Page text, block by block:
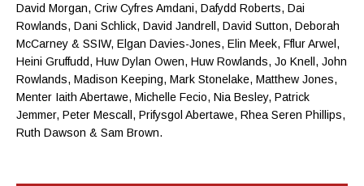
David Morgan, Criw Cyfres Amdani, Dafydd Roberts, Dai
Rowlands, Dani Schlick, David Jandrell , David Sutton, Deborah
McCarney & SSIW, Elgan Davies-Jones, Elin Meek, Fflur Arwel,
Heini Gruffudd, Huw Dylan Owen, Huw Rowlands, Jo Knell , John
Rowlands, Madison Keeping, Mark Stonelake, Matthew Jones,
Menter Iaith Abertawe, Michelle Fecio, Nia Besley, Patrick
Jemmer, Peter Mescall , Prifysgol Abertawe, Rhea Seren Phillips,
Ruth Dawson & Sam Brown.